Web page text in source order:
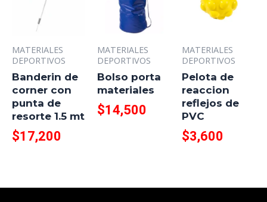
MATERIALES
DEPORTIVOS
Banderin de
corner con
punta de
resorte 1.5 mt
$17,200
MATERIALES
DEPORTIVOS
Bolso porta
materiales
$14,500
MATERIALES
DEPORTIVOS
Pelota de
reaccion
reflejos de
PVC
$3,600